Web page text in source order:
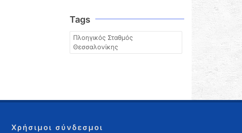
Tags
Πλοηγικός Σταθμός
Θεσσαλονίκης
Χρήσιμοι σύνδεσμοι